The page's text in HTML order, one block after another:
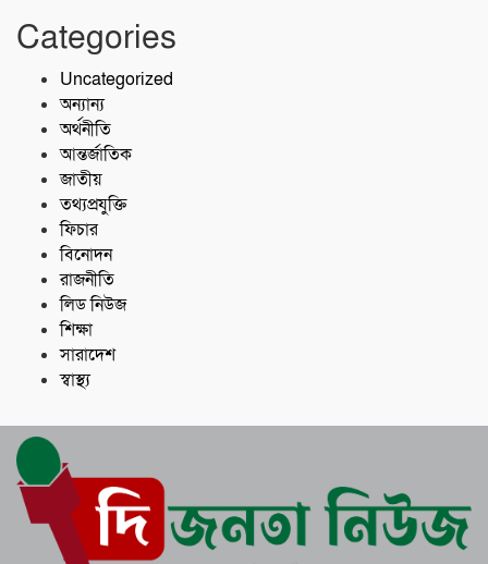
Categories
Uncategorized
অন্যান্য
অর্থনীতি
আন্তর্জাতিক
জাতীয়
তথ্যপ্রযুক্তি
ফিচার
বিনোদন
রাজনীতি
লিড নিউজ
শিক্ষা
সারাদেশ
স্বাস্থ্য